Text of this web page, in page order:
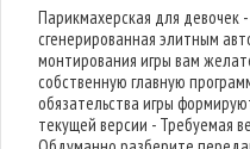
Парикмахерская для девочек
сгенерированная элитным
монтирования игры вам
собственную главную
обязательства игры
текущей версии - Требуемая